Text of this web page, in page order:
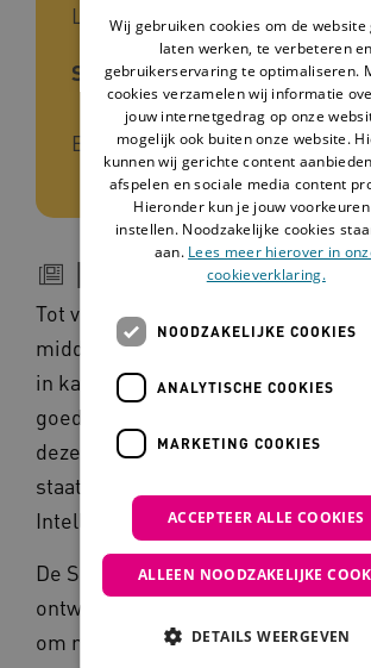
Licht verstandelijke beperking
Soort kennis
Ervaring, Praktijk, Onderzoek
Beschrijving
Tot voor kort was het moeilijk om
middelengebruik bij mensen met
in kaart te brengen. Er waren
goede methodieken hiervoor
deze reden is de SumID-Q
staat voor ‘Substance use and
Intellectual Disability –
De SumID-Q is een methodiek
ontwikkeld voor mensen met een
om risicofactoren,
Wij gebruiken cookies om de website
laten werken, te verbeteren en
gebruikerservaring te optimaliseren.
cookies verzamelen wij informatie
jouw internetgedrag op onze
mogelijk ook buiten onze website.
kunnen wij gerichte content
afspelen en sociale media content
Hieronder kun je jouw
instellen. Noodzakelijke cookies
aan. Lees meer hierover in
cookieverklaring.
NOODZAKELIJKE COOKIES
ANALYTISCHE COOKIES
MARKETING COOKIES
ACCEPTEER ALLE COOKIES
ALLEEN NOODZAKELIJKE
DETAILS WEERGEVEN